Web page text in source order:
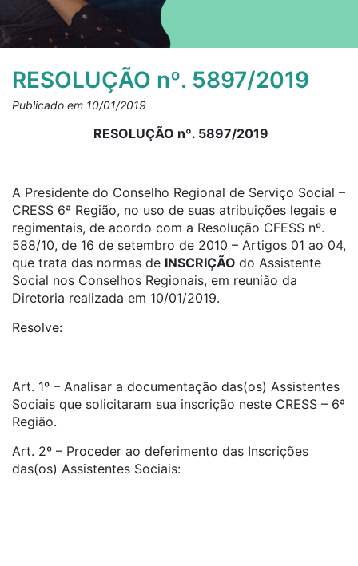
RESOLUÇÃO nº. 5897/2019
Publicado em 10/01/2019
RESOLUÇÃO nº. 5897/2019
A Presidente do Conselho Regional de Serviço Social –
CRESS 6ª Região, no uso de suas atribuições legais e
regimentais, de acordo com a Resolução CFESS nº.
588/10, de 16 de setembro de 2010 – Artigos 01 ao 04,
que trata das normas de INSCRIÇÃO do Assistente
Social nos Conselhos Regionais, em reunião da
Diretoria realizada em 10/01/2019.
Resolve:
Art. 1º – Analisar a documentação das(os) Assistentes
Sociais que solicitaram sua inscrição neste CRESS – 6ª
Região.
Art. 2º – Proceder ao deferimento das Inscrições
das(os) Assistentes Sociais: